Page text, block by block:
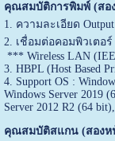
คุณสมบัติการพิมพ์ (สอ
1. ความละเอียด Output
2. เชื่อมต่อคอมพิวเตอร์
*** Wireless LAN
3. HBPL (Host Based
4. Support OS :
Windows Server 2019
Server 2012 R2 (64
คุณสมบัติสแกน (สองห